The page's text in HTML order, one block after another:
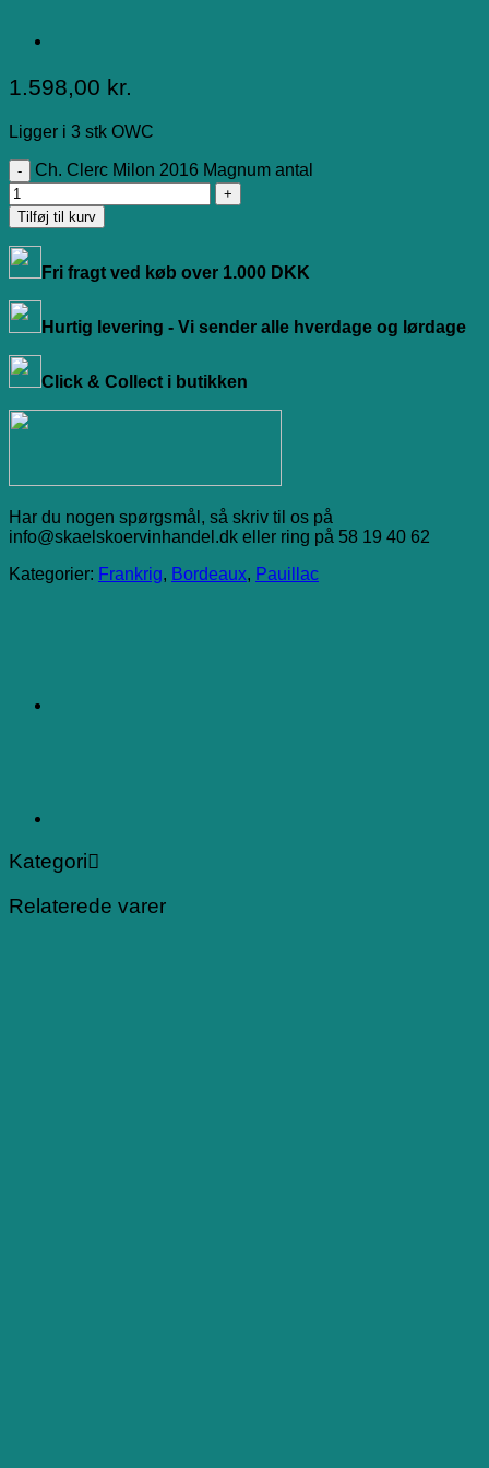
1.598,00 kr.
Ligger i 3 stk OWC
Ch. Clerc Milon 2016 Magnum antal
Tilføj til kurv
Fri fragt ved køb over 1.000 DKK
Hurtig levering - Vi sender alle hverdage og lørdage
Click & Collect i butikken
Har du nogen spørgsmål, så skriv til os på
info@skaelskoervinhandel.dk eller ring på 58 19 40 62
Kategorier: Frankrig, Bordeaux, Pauillac
Kategori
Relaterede varer